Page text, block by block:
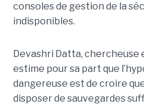
consoles de gestion de la
indisponibles.
Devashri Datta, chercheuse
estime pour sa part que
dangereuse est de croire
disposer de sauvegardes